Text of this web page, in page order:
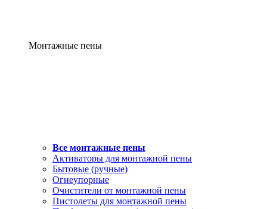
Монтажные пены
Все монтажные пены
Активаторы для монтажной пены
Бытовые (ручные)
Огнеупорные
Очистители от монтажной пены
Пистолеты для монтажной пены